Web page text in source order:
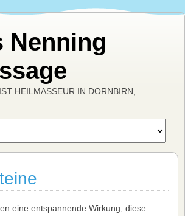
Nenning
HEILMASSEUR IN DORNBIRN,
eine entspannende Wirkung, diese